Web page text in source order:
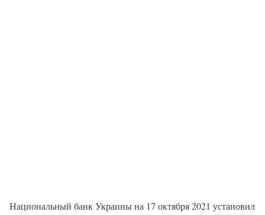
Национальный банк Украины на 17 октября 2021 установил